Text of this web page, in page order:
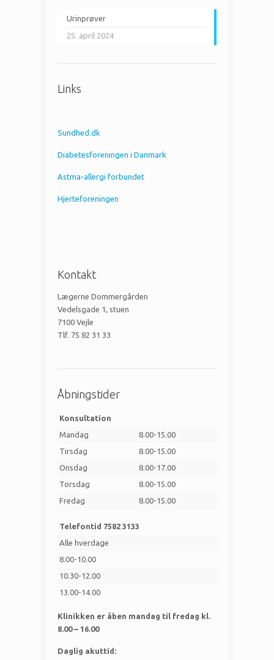
Urinprøver
25. april 2024
Links
Sundhed.dk
Diabetesforeningen i Danmark
Astma-allergi forbundet
Hjerteforeningen
Kontakt
Lægerne Dommergården
Vedelsgade 1, stuen
7100 Vejle
Tlf. 75 82 31 33
Åbningstider
Konsultation
Mandag
8.00-15.00
Tirsdag
8.00-15.00
Onsdag
8.00-17.00
Torsdag
8.00-15.00
Fredag
8.00-15.00
Telefontid 7582 3133
Alle hverdage
8.00-10.00
10.30-12.00
13.00-14.00
Klinikken er åben mandag til fredag kl.
8.00 – 16.00
Daglig akuttid: